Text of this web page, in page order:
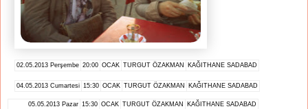
02.05.2013 Perşembe 20:00 OCAK TURGUT ÖZAKMAN KAĞITHANE SADABAD
04.05.2013 Cumartesi 15:30 OCAK TURGUT ÖZAKMAN KAĞITHANE SADABAD
05.05.2013 Pazar 15:30 OCAK TURGUT ÖZAKMAN KAĞITHANE SADABAD